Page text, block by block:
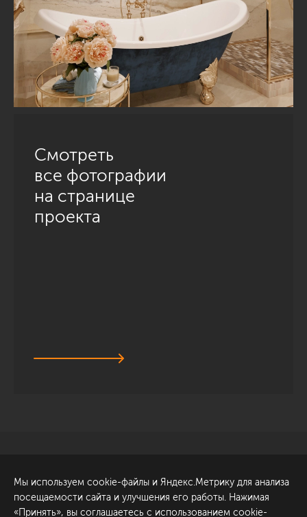
Смотреть
все фотографии
на странице
проекта
Обсудить проект
ул. Академика Павлова, 6
к1
Мы используем cookie-файлы и Яндекс.Метрику для анализа
посещаемости сайта и улучшения его работы. Нажимая
«Принять», вы соглашаетесь с использованием cookie-